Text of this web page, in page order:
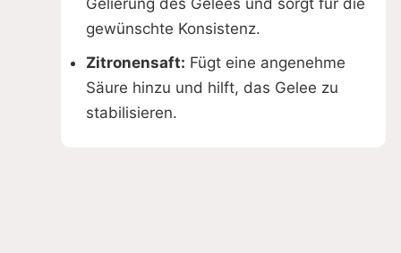
Gelierung des Gelees und sorgt für die
gewünschte Konsistenz.
Zitronensaft: Fügt eine angenehme
Säure hinzu und hilft, das Gelee zu
stabilisieren.